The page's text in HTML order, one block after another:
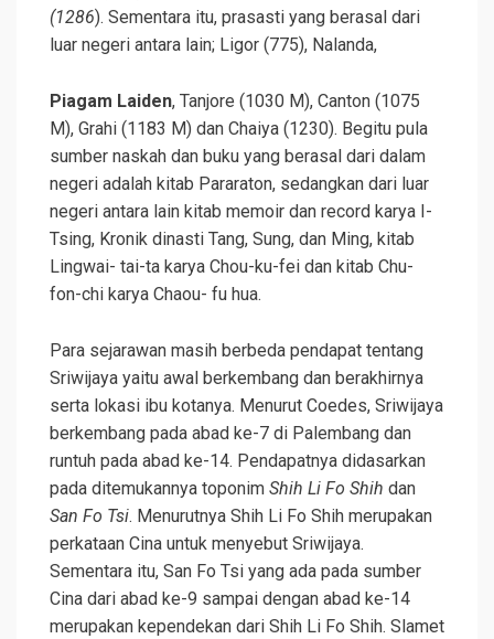
(1286). Sementara itu, prasasti yang berasal dari
luar negeri antara lain; Ligor (775), Nalanda,
Piagam Laiden, Tanjore (1030 M), Canton (1075
M), Grahi (1183 M) dan Chaiya (1230). Begitu pula
sumber naskah dan buku yang berasal dari dalam
negeri adalah kitab Pararaton, sedangkan dari luar
negeri antara lain kitab memoir dan record karya I-
Tsing, Kronik dinasti Tang, Sung, dan Ming, kitab
Lingwai- tai-ta karya Chou-ku-fei dan kitab Chu-
fon-chi karya Chaou- fu hua.
Para sejarawan masih berbeda pendapat tentang
Sriwijaya yaitu awal berkembang dan berakhirnya
serta lokasi ibu kotanya. Menurut Coedes, Sriwijaya
berkembang pada abad ke-7 di Palembang dan
runtuh pada abad ke-14. Pendapatnya didasarkan
pada ditemukannya toponim Shih Li Fo Shih dan
San Fo Tsi. Menurutnya Shih Li Fo Shih merupakan
perkataan Cina untuk menyebut Sriwijaya.
Sementara itu, San Fo Tsi yang ada pada sumber
Cina dari abad ke-9 sampai dengan abad ke-14
merupakan kependekan dari Shih Li Fo Shih. Slamet